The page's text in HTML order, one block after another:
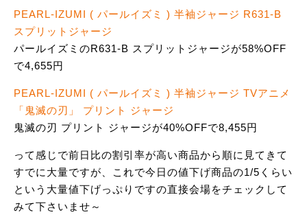
PEARL-IZUMI ( パールイズミ ) 半袖ジャージ R631-B
スプリットジャージ
パールイズミのR631-B スプリットジャージが58%OFF
で4,655円
PEARL-IZUMI ( パールイズミ ) 半袖ジャージ TVアニメ
「鬼滅の刃」 プリント ジャージ
鬼滅の刃 プリント ジャージが40%OFFで8,455円
って感じで前日比の割引率が高い商品から順に見てきて
すでに大量ですが、これで今日の値下げ商品の1/5くらい
という大量値下げっぷりですの直接会場をチェックして
みて下さいませ～